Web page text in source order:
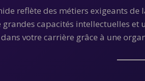
reflète des métiers exigeants
capacités intellectuelles
votre carrière grâce à une